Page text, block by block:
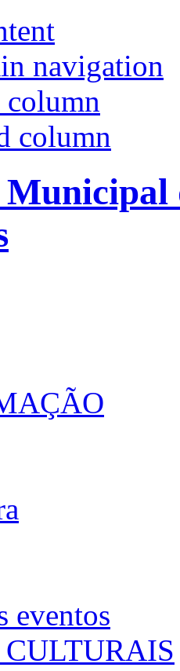
navigation
column
eventos
CULTURAIS